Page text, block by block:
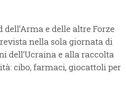
e delle altre Forze
nella sola giornata di
dell’Ucraina e alla raccolta
cibo, farmaci, giocattoli per